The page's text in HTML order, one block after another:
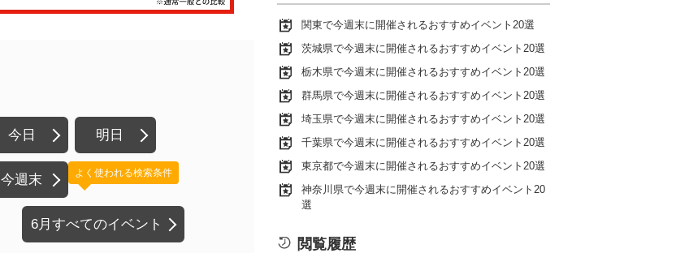
今日 明日
今週末
6月すべてのイベント
よく使われる検索条件
関東で今週末に開催されるおすすめイベント20選
茨城県で今週末に開催されるおすすめイベント20選
栃木県で今週末に開催されるおすすめイベント20選
群馬県で今週末に開催されるおすすめイベント20選
埼玉県で今週末に開催されるおすすめイベント20選
千葉県で今週末に開催されるおすすめイベント20選
東京都で今週末に開催されるおすすめイベント20選
神奈川県で今週末に開催されるおすすめイベント20
選
閲覧履歴